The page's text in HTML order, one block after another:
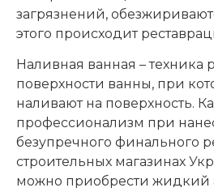
загрязнений,
этого происходит
Наливная ванная – техника
поверхности ванны, при
наливают на поверхность.
профессионализм при
безупречного финального
строительных магазинах
можно приобрести жидкий